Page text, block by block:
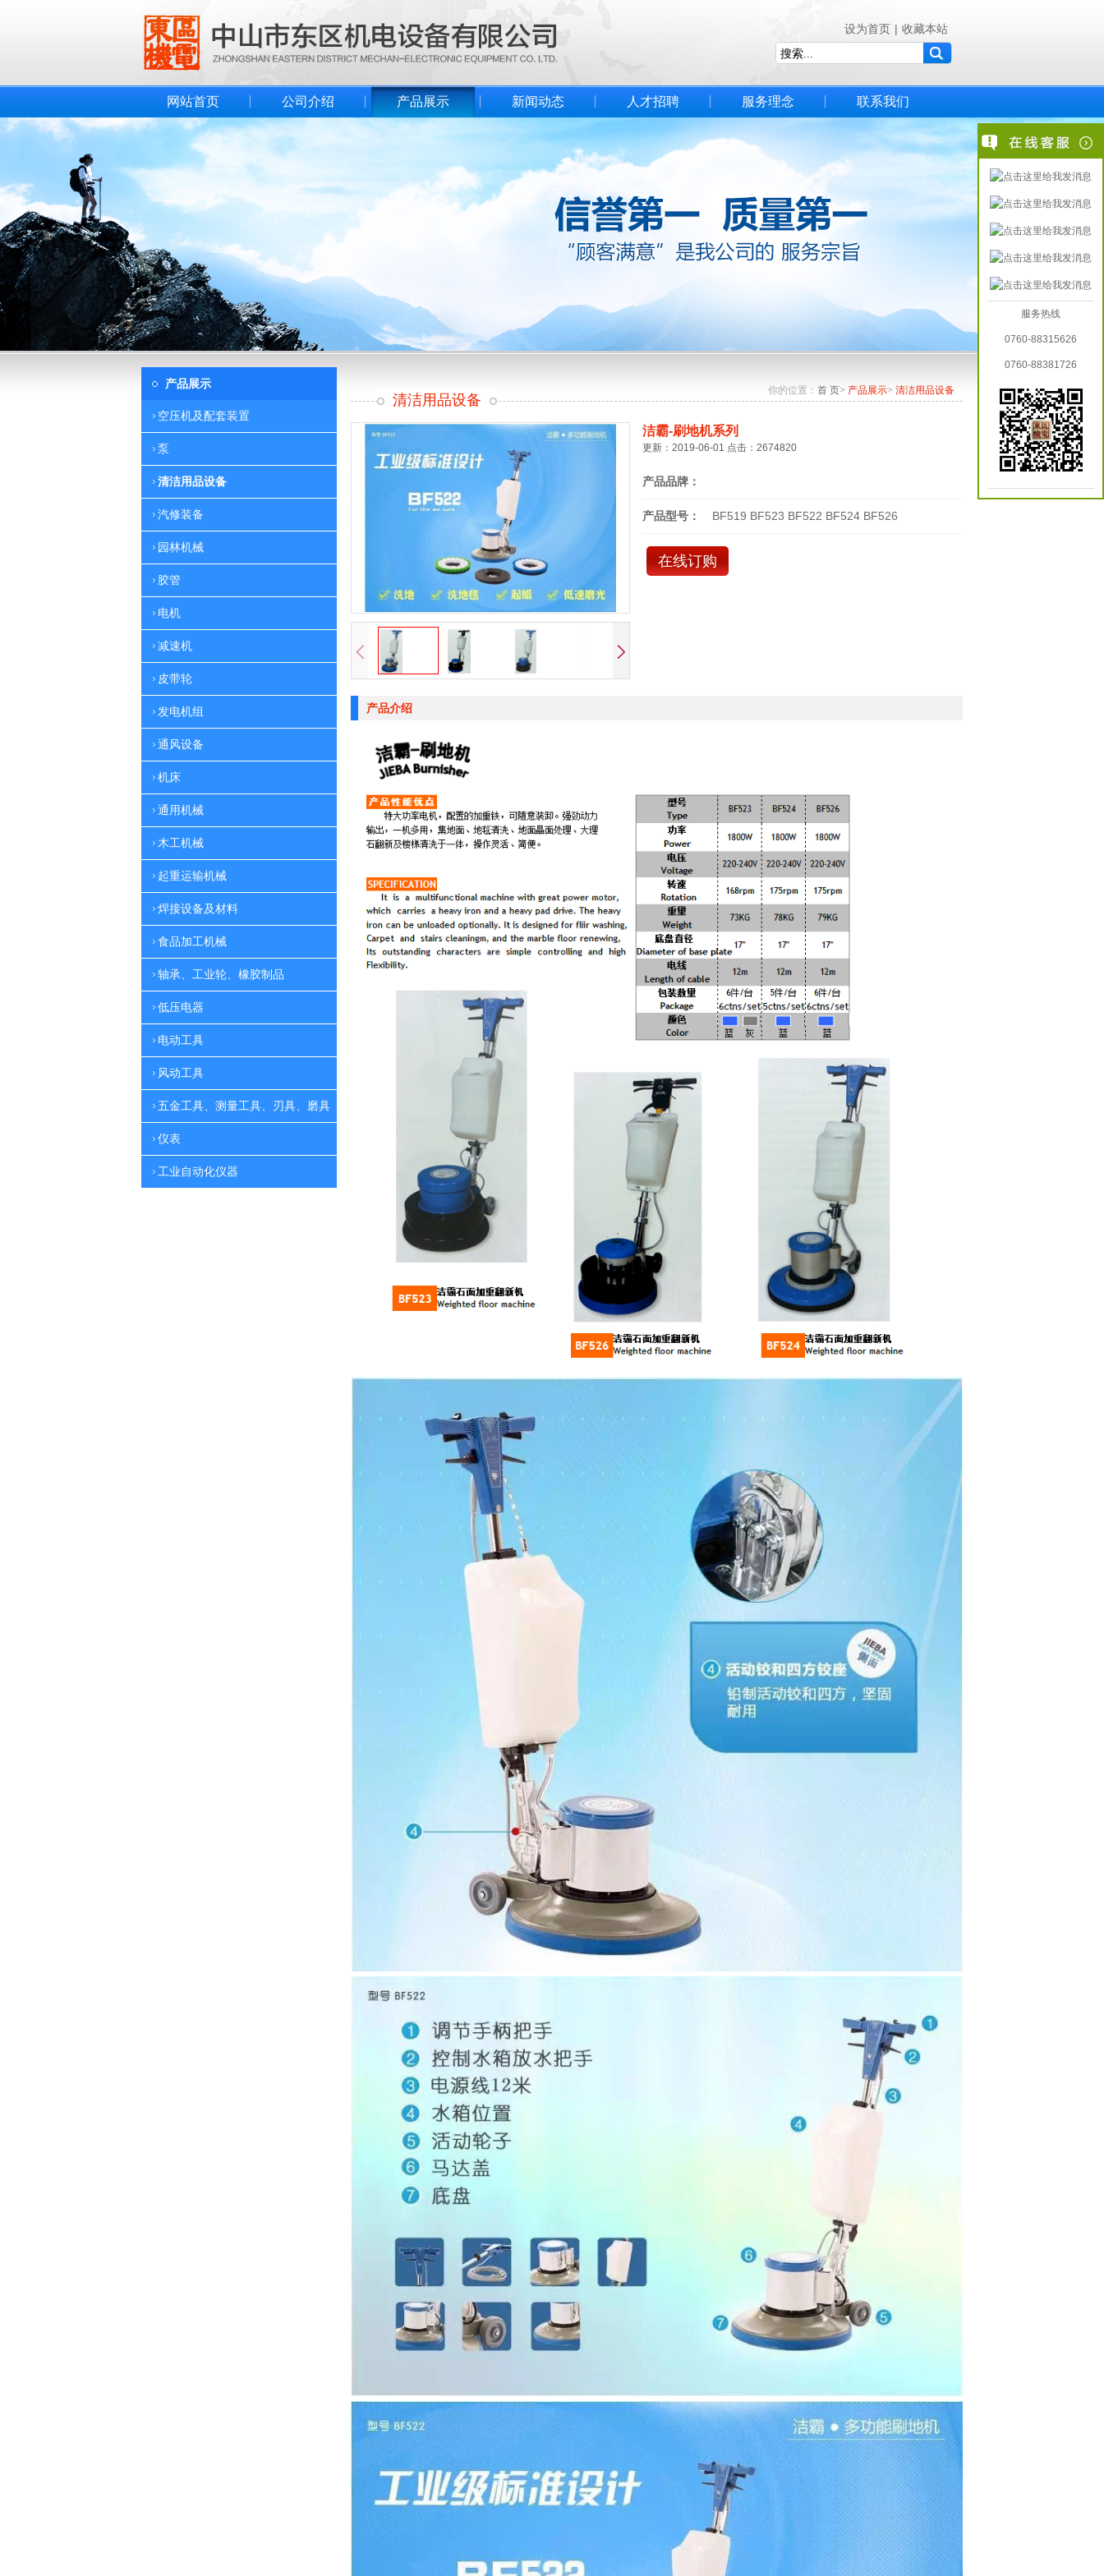
设为首页 | 收藏本站
网站首页 公司介绍 产品展示 新闻动态 人才招聘 服务理念 联系我们
产品展示
空压机及配套装置
泵
清洁用品设备
汽修装备
园林机械
胶管
电机
减速机
皮带轮
发电机组
通风设备
机床
通用机械
木工机械
起重运输机械
焊接设备及材料
食品加工机械
轴承、工业轮、橡胶制品
低压电器
电动工具
风动工具
五金工具、测量工具、刃具、磨具
仪表
工业自动化仪器
你的位置： 首 页> 产品展示> 清洁用品设备
清洁用品设备
洁霸-刷地机系列
更新：2019-06-01 点击：2674820
产品品牌：
产品型号： BF519 BF523 BF522 BF524 BF526
在线订购
产品介绍
服务热线
0760-88315626
0760-88381726